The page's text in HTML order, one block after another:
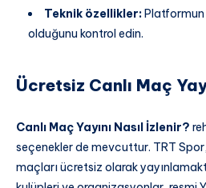
Teknik özellikler:
olduğunu kontrol edin.
Ücretsiz Canlı Maç
Canlı Maç Yayını Nasıl İzlenir?
seçenekler de mevcuttur. TRT
maçları ücretsiz olarak